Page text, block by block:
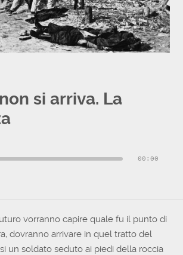
si arriva. La
00:00
vorranno capire quale fu il punto di
dovranno arrivare in quel tratto del
un soldato seduto ai piedi della roccia